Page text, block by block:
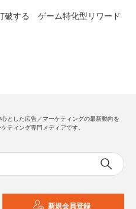
破する ゲーム特化型リワード
とした広告／マーケティングの最新動向を
ティング専門メディアです。
新規会員登録